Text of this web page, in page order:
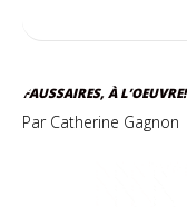
FAUSSAIRES, À L’OEUVRE!
Par Catherine Gagnon